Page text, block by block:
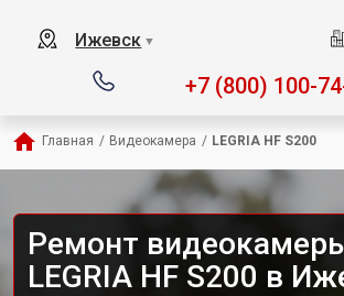
Ижевск ▼
+7 (800) 100-
Главная / Видеокамера / LEGRIA HF S200
Ремонт
LEGRIA HF S200 в